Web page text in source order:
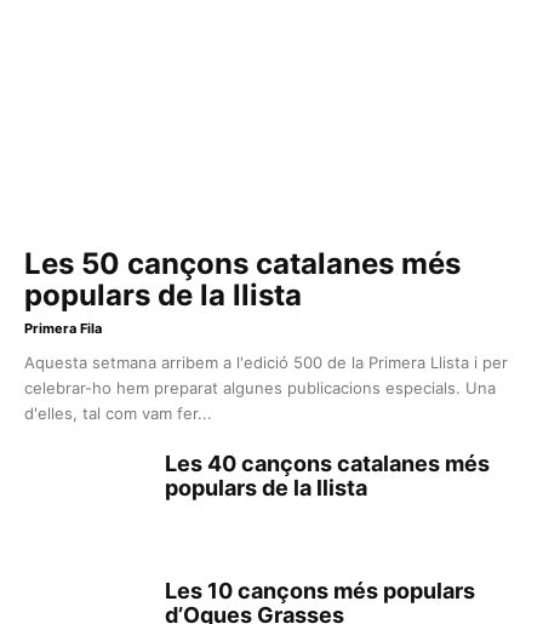
Les 50 cançons catalanes més
populars de la llista
Primera Fila
Aquesta setmana arribem a l'edició 500 de la Primera Llista i per
celebrar-ho hem preparat algunes publicacions especials. Una
d'elles, tal com vam fer...
Les 40 cançons catalanes més
populars de la llista
Les 10 cançons més populars
d’Oques Grasses